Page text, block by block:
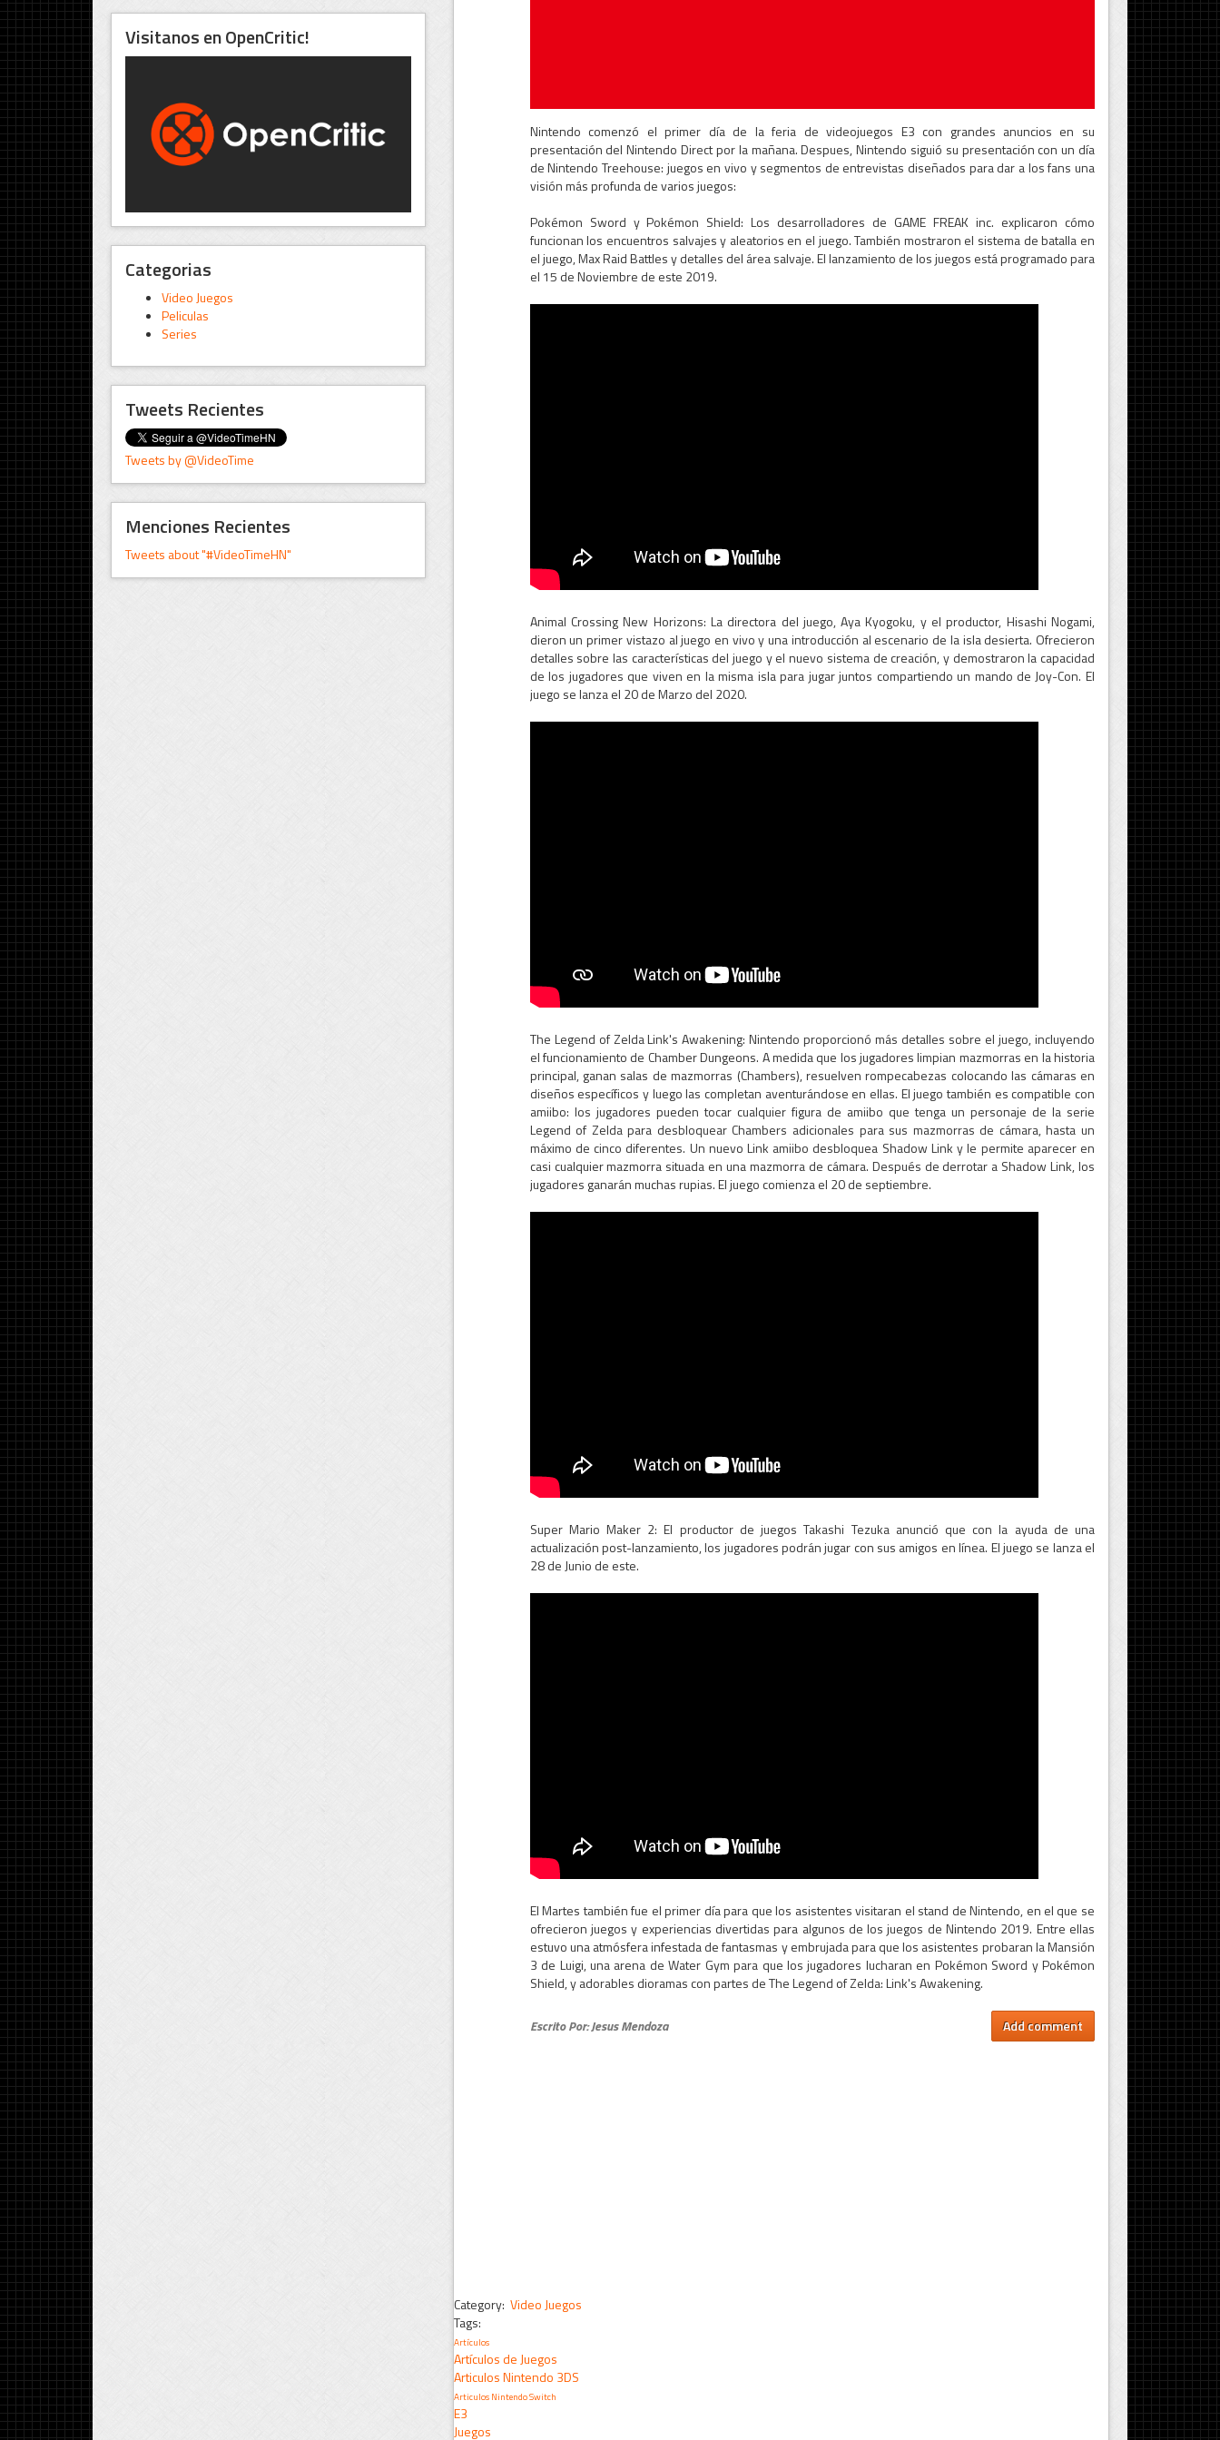
Visitanos en OpenCritic!
Categorias
Video Juegos
Peliculas
Series
Tweets Recientes
Tweets by @VideoTime
Menciones Recientes
Tweets about "#VideoTimeHN"
Nintendo comenzó el primer día de la feria de videojuegos E3 con grandes anuncios en su
presentación del Nintendo Direct por la mañana. Despues, Nintendo siguió su presentación con un día
de Nintendo Treehouse: juegos en vivo y segmentos de entrevistas diseñados para dar a los fans una
visión más profunda de varios juegos:
Pokémon Sword y Pokémon Shield: Los desarrolladores de GAME FREAK inc. explicaron cómo
funcionan los encuentros salvajes y aleatorios en el juego. También mostraron el sistema de batalla en
el juego, Max Raid Battles y detalles del área salvaje. El lanzamiento de los juegos está programado para
el 15 de Noviembre de este 2019.
Animal Crossing New Horizons: La directora del juego, Aya Kyogoku, y el productor, Hisashi Nogami,
dieron un primer vistazo al juego en vivo y una introducción al escenario de la isla desierta. Ofrecieron
detalles sobre las características del juego y el nuevo sistema de creación, y demostraron la capacidad
de los jugadores que viven en la misma isla para jugar juntos compartiendo un mando de Joy-Con. El
juego se lanza el 20 de Marzo del 2020.
The Legend of Zelda Link's Awakening: Nintendo proporcionó más detalles sobre el juego, incluyendo
el funcionamiento de Chamber Dungeons. A medida que los jugadores limpian mazmorras en la historia
principal, ganan salas de mazmorras (Chambers), resuelven rompecabezas colocando las cámaras en
diseños específicos y luego las completan aventurándose en ellas. El juego también es compatible con
amiibo: los jugadores pueden tocar cualquier figura de amiibo que tenga un personaje de la serie
Legend of Zelda para desbloquear Chambers adicionales para sus mazmorras de cámara, hasta un
máximo de cinco diferentes. Un nuevo Link amiibo desbloquea Shadow Link y le permite aparecer en
casi cualquier mazmorra situada en una mazmorra de cámara. Después de derrotar a Shadow Link, los
jugadores ganarán muchas rupias. El juego comienza el 20 de septiembre.
Super Mario Maker 2: El productor de juegos Takashi Tezuka anunció que con la ayuda de una
actualización post-lanzamiento, los jugadores podrán jugar con sus amigos en línea. El juego se lanza el
28 de Junio de este.
El Martes también fue el primer día para que los asistentes visitaran el stand de Nintendo, en el que se
ofrecieron juegos y experiencias divertidas para algunos de los juegos de Nintendo 2019. Entre ellas
estuvo una atmósfera infestada de fantasmas y embrujada para que los asistentes probaran la Mansión
3 de Luigi, una arena de Water Gym para que los jugadores lucharan en Pokémon Sword y Pokémon
Shield, y adorables dioramas con partes de The Legend of Zelda: Link's Awakening.
Escrito Por: Jesus Mendoza Add comment
Category: Video Juegos
Tags:
Artículos
Artículos de Juegos
Articulos Nintendo 3DS
Articulos Nintendo Switch
E3
Juegos